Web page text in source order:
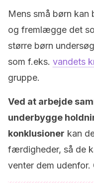
Mens små børn kan
og fremlægge det
større børn
som f.eks. vandets
gruppe.
Ved at arbejde
underbygge
konklusioner kan
færdigheder, så de
venter dem